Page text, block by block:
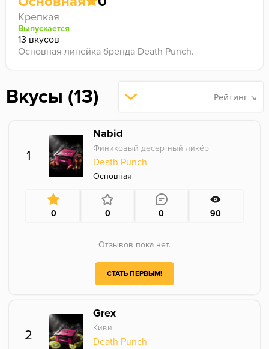
Крепкая
Выпускается
13 вкусов
Основная линейка бренда Death Punch.
Вкусы (13) Рейтинг ↘
1
Nabid
Финиковый десертный ликёр
Death Punch
Основная
0 0 0 90
Отзывов пока нет.
СТАТЬ ПЕРВЫМ!
2
Grex
Киви
Death Punch